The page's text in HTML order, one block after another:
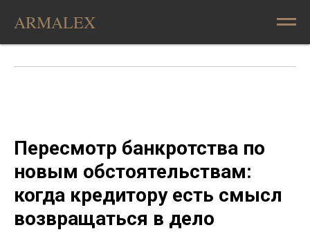
ARMALEX
Пересмотр банкротства по
новым обстоятельствам:
когда кредитору есть смысл
возвращаться в дело